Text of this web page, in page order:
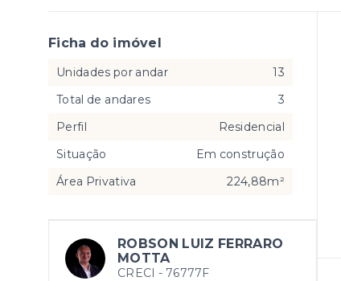
Ficha do imóvel
Unidades por andar
13
Total de andares
3
Perfil
Residencial
Situação
Em construção
Área Privativa
224,88m²
ROBSON LUIZ FERRARO
MOTTA
CRECI - 76777F